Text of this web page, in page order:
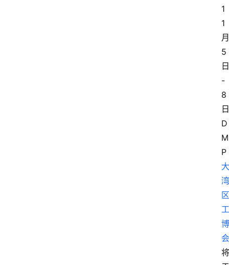
1
1
月
5
日
-
8
日
D
M
P
大
湾
区
工
博
会
将